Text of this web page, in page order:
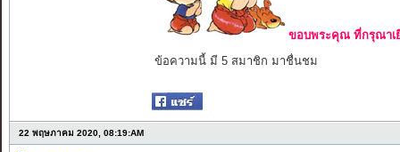
ขอบพระคุณ ที่กรุณาเ
ข้อความนี้ มี 5 สมาชิก มาชื่นชม
22 พฤษภาคม 2020, 08:19:AM